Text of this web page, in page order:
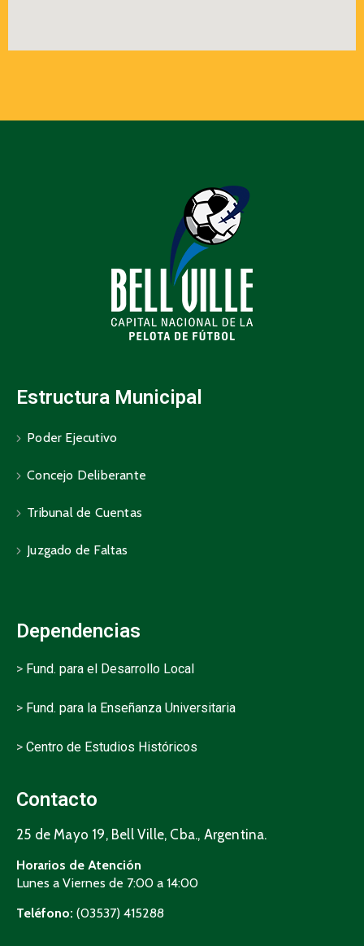
Estructura Municipal
Poder Ejecutivo
Concejo Deliberante
Tribunal de Cuentas
Juzgado de Faltas
Dependencias
> Fund. para el Desarrollo Local
> Fund. para la Enseñanza Universitaria
> Centro de Estudios Históricos
Contacto
25 de Mayo 19, Bell Ville, Cba., Argentina.
Horarios de Atención
Lunes a Viernes de 7:00 a 14:00
Teléfono: (03537) 415288